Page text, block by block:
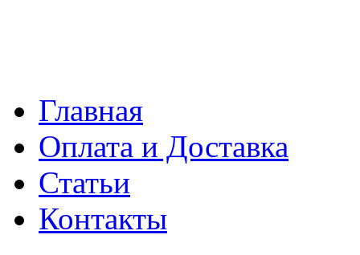
Главная
Оплата и Доставка
Статьи
Контакты